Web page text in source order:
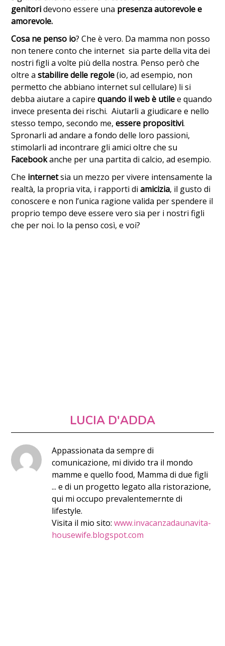
genitoridevono essere una presenza autorevole e
amorevole.
Cosa ne penso io? Che è vero. Da mamma non posso
non tenere conto che internet sia parte della vita dei
nostri figli a volte più della nostra. Penso però che
oltre astabilire delle regole(io, ad esempio, non
permetto che abbiano internet sul cellulare) li si
debba aiutare a capirequando il web è utilee quando
invece presenta dei rischi. Aiutarli a giudicare e nello
stesso tempo, secondo me, essere propositivi.
Spronarli ad andare a fondo delle loro passioni,
stimolarli ad incontrare gli amici oltre che su
Facebookanche per una partita di calcio, ad esempio.
Che internetsia un mezzo per vivere intensamente la
realtà, la propria vita, i rapporti diamicizia, il gusto di
conoscere e non l’unica ragione valida per spendere il
proprio tempo deve essere vero sia per i nostri figli
che per noi. Io la penso così, e voi?
LUCIA D'ADDA
Appassionata da sempre di
comunicazione, mi divido tra il mondo
mamme e quello food, Mamma di due figli
... e di un progetto legato alla ristorazione,
qui mi occupo prevalentemernte di
lifestyle.
Visita il mio sito:www.invacanzadaunavita-
housewife.blogspot.com